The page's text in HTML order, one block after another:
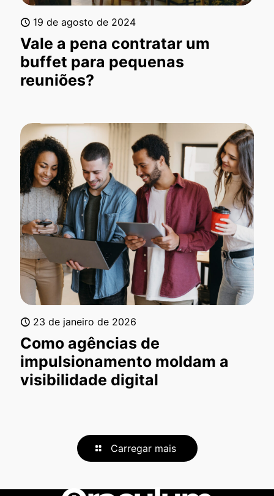
19 de agosto de 2024
Vale a pena contratar um
buffet para pequenas
reuniões?
23 de janeiro de 2026
Como agências de
impulsionamento moldam a
visibilidade digital
Carregar mais